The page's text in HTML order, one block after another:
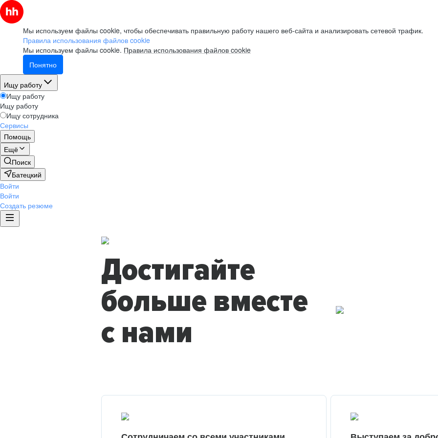
Мы используем файлы cookie, чтобы обеспечивать правильную работу нашего веб-сайта и анализировать сетевой трафик.
Правила использования файлов cookie
Мы используем файлы cookie. Правила использования файлов cookie
Понятно
Ищу работу
Ищу работу
Ищу работу
Ищу сотрудника
Сервисы
Помощь
Ещё
Поиск
Батецкий
Войти
Войти
Создать резюме
Достигайте
больше вместе
с нами